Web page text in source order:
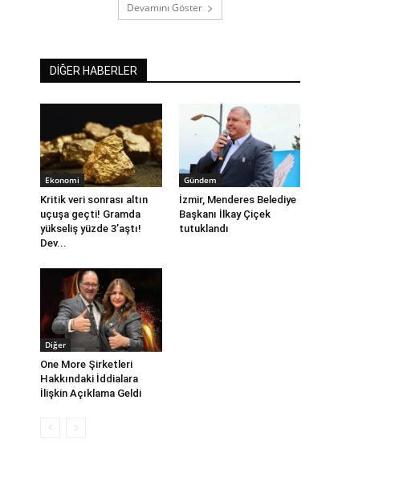
Devamını Göster
DİĞER HABERLER
Ekonomi
Kritik veri sonrası altın
uçuşa geçti! Gramda
yükseliş yüzde 3’aştı!
Dev...
Gündem
İzmir, Menderes Belediye
Başkanı İlkay Çiçek
tutuklandı
Diğer
One More Şirketleri
Hakkındaki İddialara
İlişkin Açıklama Geldi